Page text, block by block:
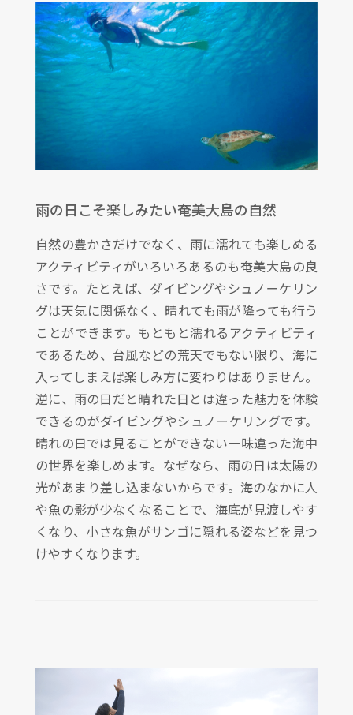
雨の日こそ楽しみたい奄美大島の自然
自然の豊かさだけでなく、雨に濡れても楽しめる
アクティビティがいろいろあるのも奄美大島の良
さです。たとえば、ダイビングやシュノーケリン
グは天気に関係なく、晴れても雨が降っても行う
ことができます。もともと濡れるアクティビティ
であるため、台風などの荒天でもない限り、海に
入ってしまえば楽しみ方に変わりはありません。
逆に、雨の日だと晴れた日とは違った魅力を体験
できるのがダイビングやシュノーケリングです。
晴れの日では見ることができない一味違った海中
の世界を楽しめます。なぜなら、雨の日は太陽の
光があまり差し込まないからです。海のなかに人
や魚の影が少なくなることで、海底が見渡しやす
くなり、小さな魚がサンゴに隠れる姿などを見つ
けやすくなります。